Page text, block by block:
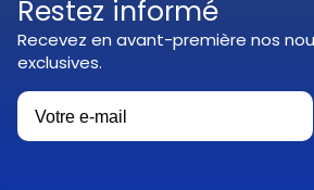
Restez informé
Recevez en avant-première nos
exclusives.